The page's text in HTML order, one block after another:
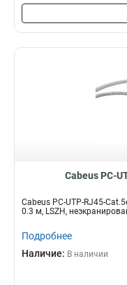
Cabeus PC-
Cabeus PC-UTP-RJ45-
0.3 м, LSZH,
Подробнее
Наличие: В наличии